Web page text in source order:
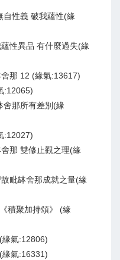
性義 破我蘊性(緣
性異品 有什麼過失(緣
那 12 (緣氣:13617)
:12065)
那所有差別(緣
:12027)
那 雙修止觀之理(緣
毗缽舍那成就之量(緣
積聚加持頌》 (緣
氣:12806)
氣:16331)